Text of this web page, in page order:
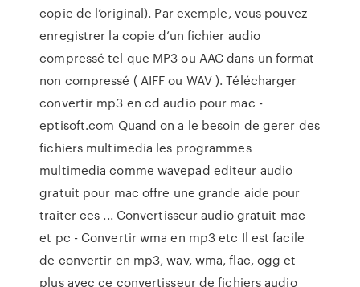
copie de l’original). Par exemple, vous pouvez
enregistrer la copie d’un fichier audio
compressé tel que MP3 ou AAC dans un format
non compressé ( AIFF ou WAV ). Télécharger
convertir mp3 en cd audio pour mac -
eptisoft.com Quand on a le besoin de gerer des
fichiers multimedia les programmes
multimedia comme wavepad editeur audio
gratuit pour mac offre une grande aide pour
traiter ces ... Convertisseur audio gratuit mac
et pc - Convertir wma en mp3 etc Il est facile
de convertir en mp3, wav, wma, flac, ogg et
plus avec ce convertisseur de fichiers audio